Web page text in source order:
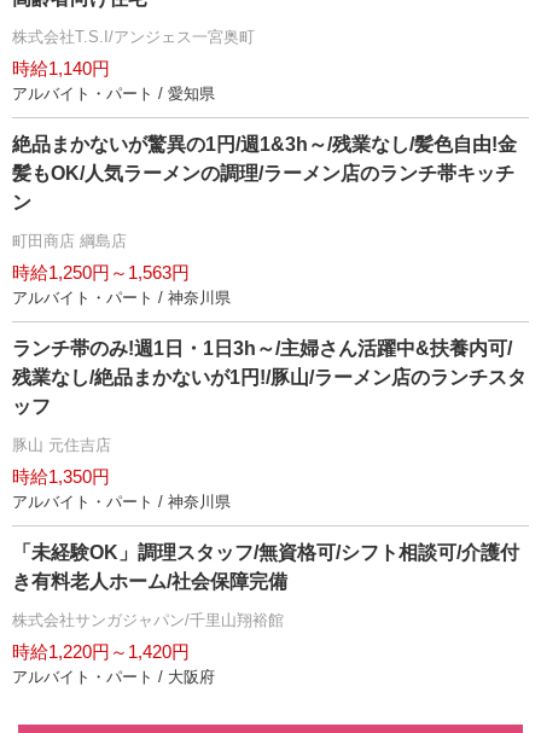
株式会社T.S.I/アンジェス一宮奥町
時給1,140円
アルバイト・パート / 愛知県
絶品まかないが驚異の1円/週1&3h～/残業なし/髪色自由!金
髪もOK/人気ラーメンの調理/ラーメン店のランチ帯キッチ
ン
町田商店 綱島店
時給1,250円～1,563円
アルバイト・パート / 神奈川県
ランチ帯のみ!週1日・1日3h～/主婦さん活躍中&扶養内可/
残業なし/絶品まかないが1円!/豚山/ラーメン店のランチスタ
ッフ
豚山 元住吉店
時給1,350円
アルバイト・パート / 神奈川県
「未経験OK」調理スタッフ/無資格可/シフト相談可/介護付
き有料老人ホーム/社会保障完備
株式会社サンガジャパン/千里山翔裕館
時給1,220円～1,420円
アルバイト・パート / 大阪府